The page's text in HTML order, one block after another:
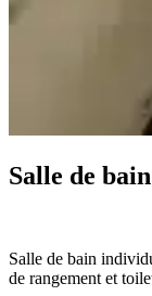
Salle de bain
Salle de bain
de rangement et